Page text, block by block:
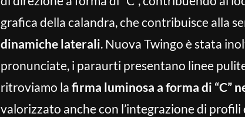
grafica della calandra, che contribuisce alla
dinamiche laterali. Nuova Twingo è stata
pronunciate, i paraurti presentano linee
ritroviamo la firma luminosa a forma di “C”
valorizzato anche con l’integrazione di